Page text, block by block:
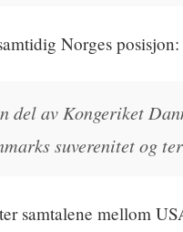
Norges posisjon:
del av Kongeriket
suverenitet og
samtalene mellom